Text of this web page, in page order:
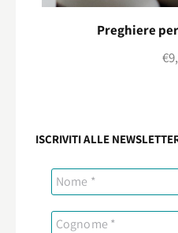
Preghiere
€
ISCRIVITI ALLE